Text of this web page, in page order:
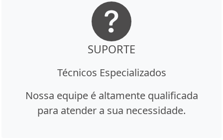
SUPORTE
Técnicos Especializados
Nossa equipe é altamente qualificada
para atender a sua necessidade.